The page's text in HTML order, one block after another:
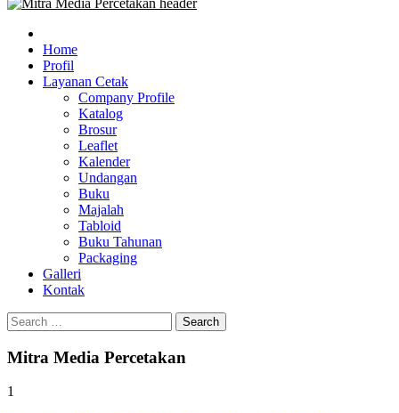
Mitra Media Percetakan Bekasi
0813-1670-6191
0813-1670-6191 (Call/WA) Perusahaan Tempat Alamat Jasa Pusat
Percetakan Bekasi Barat Timur Utara Selatan Murah 24 Jam
Home
Profil
Layanan Cetak
Company Profile
Katalog
Brosur
Leaflet
Kalender
Undangan
Buku
Majalah
Tabloid
Buku Tahunan
Packaging
Galleri
Kontak
Search
for:
Mitra Media Percetakan
1